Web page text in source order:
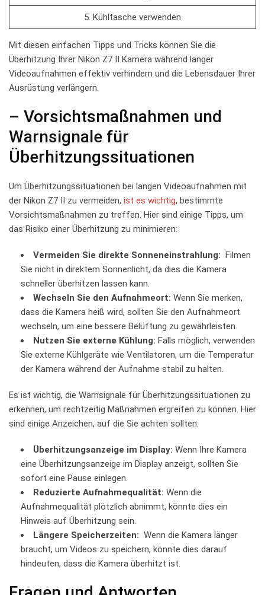
5.‌ Kühltasche verwenden
Mit diesen einfachen Tipps und ⁤Tricks können⁣ Sie die
Überhitzung Ihrer⁣ Nikon Z7 II Kamera während langer
Videoaufnahmen effektiv verhindern ‌und die‍ Lebensdauer Ihrer
Ausrüstung verlängern.
– Vorsichtsmaßnahmen und
Warnsignale für​
Überhitzungssituationen
Um Überhitzungssituationen bei langen Videoaufnahmen mit
der​ Nikon Z7 II zu vermeiden, ‍ ist es wichtig,⁣ bestimmte
‌Vorsichtsmaßnahmen zu ⁢treffen. Hier⁣ sind einige Tipps, um
das Risiko ⁢einer⁣ Überhitzung ‌zu minimieren:
Vermeiden Sie ​direkte Sonneneinstrahlung: ​ Filmen
Sie nicht in direktem Sonnenlicht,⁤ da⁤ dies die Kamera
schneller überhitzen lassen kann.
Wechseln Sie den Aufnahmeort: Wenn Sie merken,
dass die Kamera heiß wird, ⁣sollten‍ Sie den Aufnahmeort
wechseln, um eine ⁢bessere Belüftung⁢ zu⁣ gewährleisten.
Nutzen ⁢Sie externe Kühlung: Falls‌ möglich, verwenden
Sie ​externe Kühlgeräte wie Ventilatoren, um die ‍Temperatur
der ‌Kamera‍ während der Aufnahme stabil zu⁢ halten.
Es ist wichtig, die ​Warnsignale⁢ für Überhitzungssituationen zu‍
erkennen, um rechtzeitig Maßnahmen ⁣ergreifen zu ⁣können. Hier
sind einige Anzeichen, ‌auf ​die Sie ⁣achten ⁤sollten:
Überhitzungsanzeige im⁤ Display: Wenn Ihre Kamera
eine Überhitzungsanzeige im⁢ Display anzeigt, sollten Sie
sofort eine Pause einlegen.
Reduzierte‍ Aufnahmequalität: Wenn‌ die
Aufnahmequalität plötzlich‍ abnimmt, könnte‍ dies ein
Hinweis auf Überhitzung sein.
Längere⁢ Speicherzeiten: ⁢ Wenn ⁤die Kamera länger
braucht, um ⁢Videos zu speichern, könnte dies darauf
hindeuten, dass⁣ die Kamera überhitzt ist.